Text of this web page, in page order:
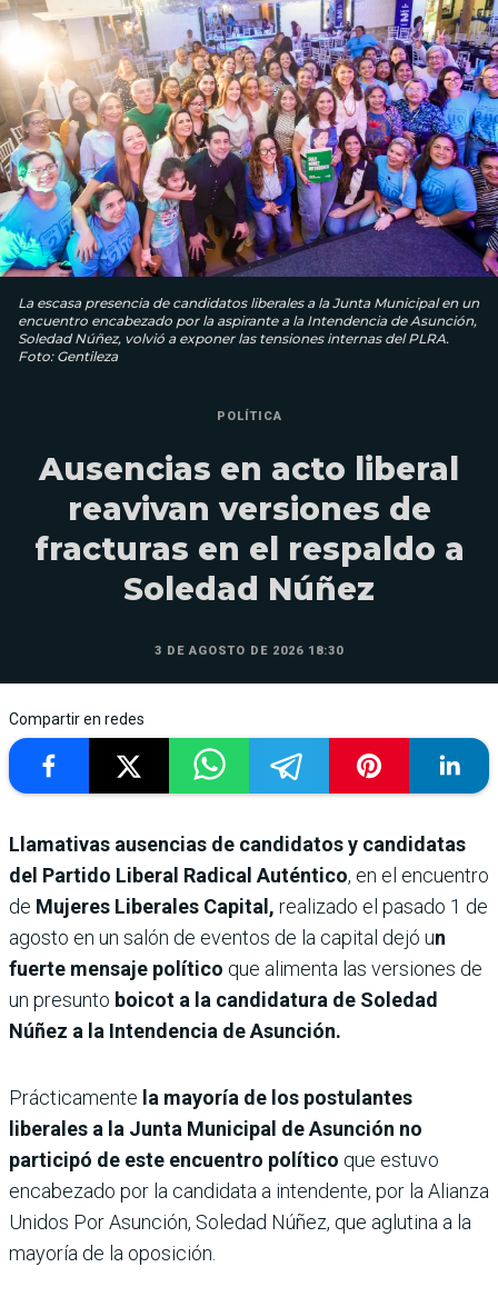
La escasa presencia de candidatos liberales a la Junta Municipal en un
encuentro encabezado por la aspirante a la Intendencia de Asunción,
Soledad Núñez, volvió a exponer las tensiones internas del PLRA.
Foto: Gentileza
POLÍTICA
Ausencias en acto liberal
reavivan versiones de
fracturas en el respaldo a
Soledad Núñez
3 DE AGOSTO DE 2026 18:30
Compartir en redes
Llamativas ausencias de candidatos y candidatas
del Partido Liberal Radical Auténtico, en el encuentro
de Mujeres Liberales Capital, realizado el pasado 1 de
agosto en un salón de eventos de la capital dejó un
fuerte mensaje político que alimenta las versiones de
un presunto boicot a la candidatura de Soledad
Núñez a la Intendencia de Asunción.
Prácticamente la mayoría de los postulantes
liberales a la Junta Municipal de Asunción no
participó de este encuentro político que estuvo
encabezado por la candidata a intendente, por la Alianza
Unidos Por Asunción, Soledad Núñez, que aglutina a la
mayoría de la oposición.